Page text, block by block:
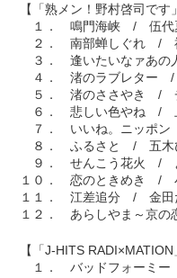
【「熟メン！野村啓司です
１． 鳴門海峡 / 伍代
２． 南部蝉しぐれ /
３． 逢いたいなァあ
４． 渚のラブレター /
５． 渚のささやき /
６． 悲しい色やね /
７． いいね。ニッポ
８． ふるさと / 五木
９． せんこう花火 /
１０． 恋のときめき /
１１． 江差追分 / 金田
１２． あらしやま～京
【「J-HITS
１． バッドフォーミ